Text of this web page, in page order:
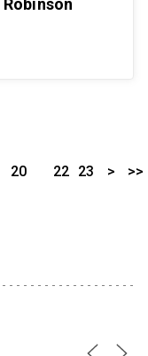
20
22 23 > >>